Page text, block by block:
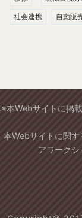
社会連携 自動販
※本Webサイトに掲
本Webサイトに関す
アワークシ